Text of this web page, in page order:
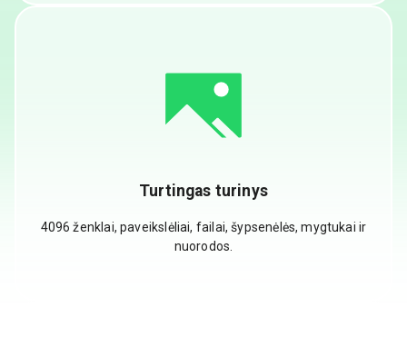
Turtingas turinys
4096 ženklai, paveikslėliai, failai, šypsenėlės, mygtukai ir
nuorodos.